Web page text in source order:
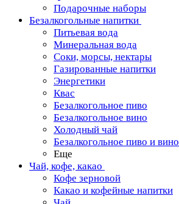
Подарочные наборы
Безалкогольные напитки
Питьевая вода
Минеральная вода
Соки, морсы, нектары
Газированные напитки
Энергетики
Квас
Безалкогольное пиво
Безалкогольное вино
Холодный чай
Безалкогольное пиво и вино
Еще
Чай, кофе, какао
Кофе зерновой
Какао и кофейные напитки